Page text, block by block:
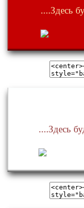
....Здесь
....Здесь